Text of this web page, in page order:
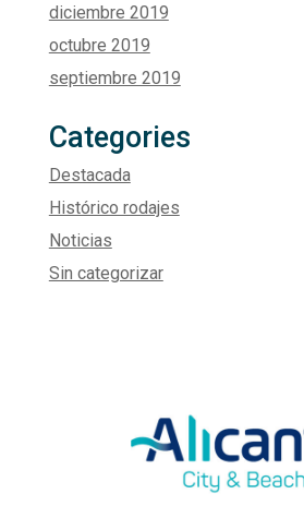
diciembre 2019
octubre 2019
septiembre 2019
Categories
Destacada
Histórico rodajes
Noticias
Sin categorizar